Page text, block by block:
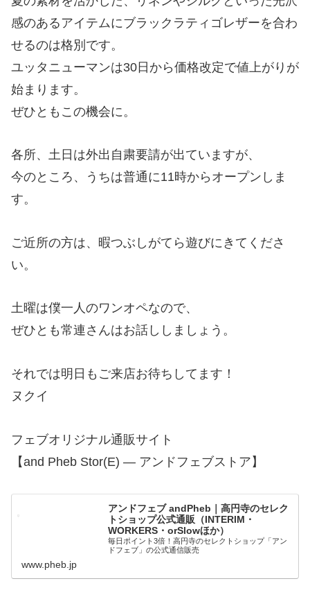
感のあるアイテムにブラックラティゴレザーを合わ
せるのは格別です。
ユッタニューマンは30日から価格改定で値上がりが
始まります。
ぜひともこの機会に。
各所、土日は外出自粛要請が出ていますが、
今のところ、うちは普通に11時からオープンしま
す。
ご近所の方は、暇つぶしがてら遊びにきてくださ
い。
土曜は僕一人のワンオペなので、
ぜひとも常連さんはお話ししましょう。
それでは明日もご来店お待ちしてます！
ヌクイ
フェブオリジナル通販サイト
【and Pheb Stor(E) — アンドフェブストア】
アンドフェブ andPheb｜高円寺のセレク
トショップ公式通販（INTERIM・
WORKERS・orSlowほか）
毎日ポイント3倍！高円寺のセレクトショップ「アン
ドフェブ」の公式通信販売
www.pheb.jp